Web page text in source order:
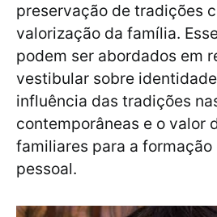
preservação de tradições
valorização da família.
podem ser abordados em
vestibular sobre
influência das tradições
contemporâneas e o valor
familiares para a
pessoal.